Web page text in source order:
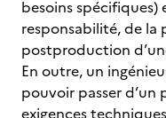
besoins spécifiques)
responsabilité, de la
postproduction
En outre, un
pouvoir passer d’un
exigences